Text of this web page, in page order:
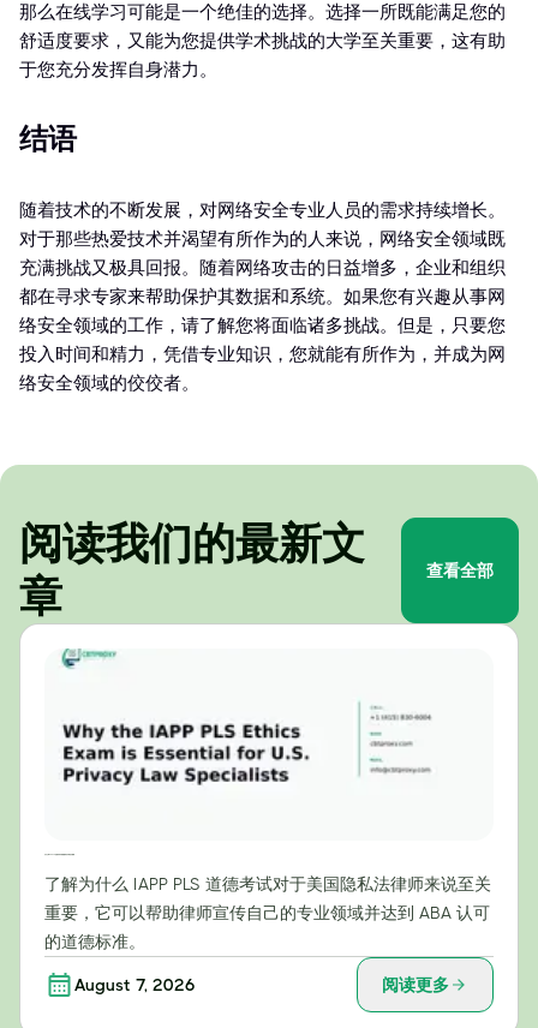
那么在线学习可能是一个绝佳的选择。选择一所既能满足您的
舒适度要求，又能为您提供学术挑战的大学至关重要，这有助
于您充分发挥自身潜力。
结语
随着技术的不断发展，对网络安全专业人员的需求持续增长。
对于那些热爱技术并渴望有所作为的人来说，网络安全领域既
充满挑战又极具回报。随着网络攻击的日益增多，企业和组织
都在寻求专家来帮助保护其数据和系统。如果您有兴趣从事网
络安全领域的工作，请了解您将面临诸多挑战。但是，只要您
投入时间和精力，凭借专业知识，您就能有所作为，并成为网
络安全领域的佼佼者。
阅读我们的最新文
章
查看全部
了解为什么 IAPP PLS 道德考试对于美国隐私法律师来说至关
重要，它可以帮助律师宣传自己的专业领域并达到 ABA 认可
的道德标准。
August 7, 2026 阅读更多